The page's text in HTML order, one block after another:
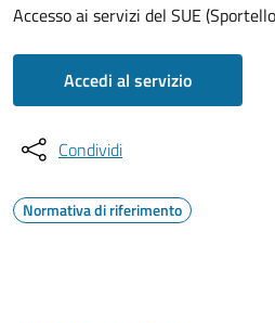
Accesso ai servizi del SUE
Accedi al servizio
Condividi
Normativa di riferimento